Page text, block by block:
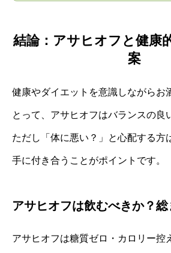
結論：アサヒオフと健康
案
健康やダイエットを意識しながらお
とって、アサヒオフはバランスの良
ただし「体に悪い？」と心配する方
手に付き合うことがポイントです。
アサヒオフは飲むべきか？
アサヒオフは糖質ゼロ・カロリー控